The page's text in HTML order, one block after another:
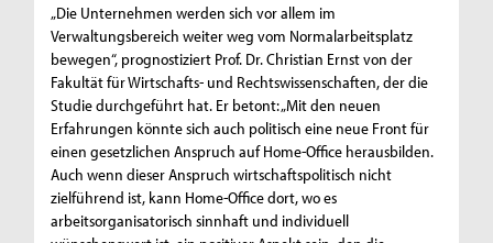
„Die Unternehmen werden sich vor allem im
Verwaltungsbereich weiter weg vom Normalarbeitsplatz
bewegen“, prognostiziert Prof. Dr. Christian Ernst von der
Fakultät für Wirtschafts- und Rechtswissenschaften, der die
Studie durchgeführt hat. Er betont: „Mit den neuen
Erfahrungen könnte sich auch politisch eine neue Front für
einen gesetzlichen Anspruch auf Home-Office herausbilden.
Auch wenn dieser Anspruch wirtschaftspolitisch nicht
zielführend ist, kann Home-Office dort, wo es
arbeitsorganisatorisch sinnhaft und individuell